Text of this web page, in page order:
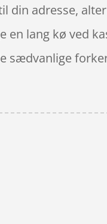
din adresse,
en lang kø ved
sædvanlige